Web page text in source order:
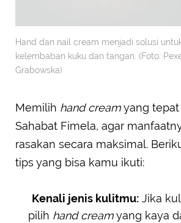
Hand dan nail cream menjadi solusi
kelembaban kuku dan tangan. (Foto:
Grabowska)
Memilih hand creamyang
Sahabat Fimela, agar
rasakan secara maksimal.
tips yang bisa kamu ikuti:
Kenali jenis kulitmu: Jika
pilih hand creamyang kaya